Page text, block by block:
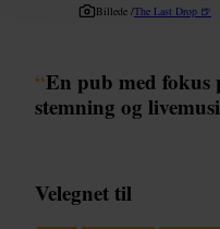
Billede /The Last Drop 🍺
“En pub med fokus
stemning og
Velegnet til